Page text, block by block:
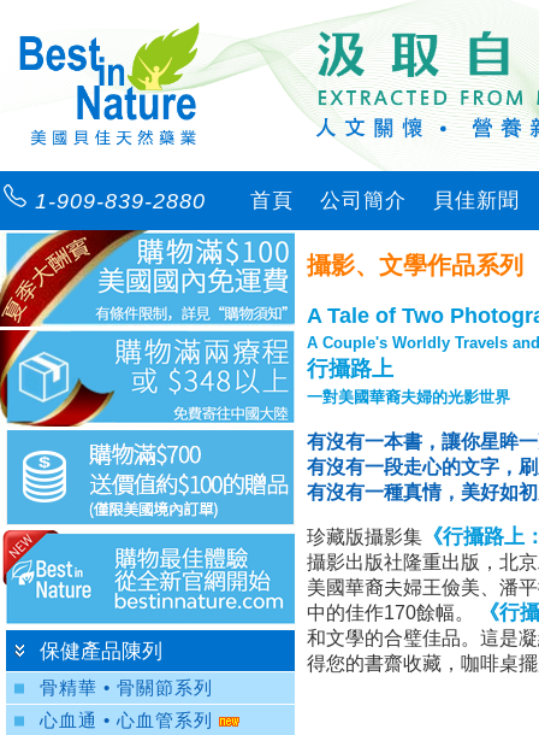
1-909-839-2880 首頁 公司簡介 貝佳新聞
攝影、文學作品系列
A Tale of Two
A Couple's Worldly Travels
行攝路上
一對美國華裔夫婦的光影世界
有沒有一本書，讓你星眸
有沒有一段走心的文字，
有沒有一種真情，美好如
珍藏版攝影集 《行攝路上
攝影出版社隆重出版，北
美國華裔夫婦王儉美、潘
中的佳作170餘幅。
《行
和文學的合璧佳品。這是
得您的書齋收藏，咖啡桌
保健產品陳列
骨精華 • 骨關節系列
心血通 • 心血管系列